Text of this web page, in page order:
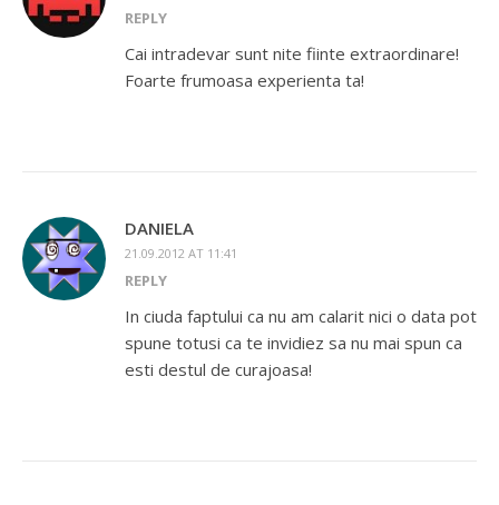
REPLY
Cai intradevar sunt nite fiinte extraordinare!
Foarte frumoasa experienta ta!
DANIELA
21.09.2012 AT 11:41
REPLY
In ciuda faptului ca nu am calarit nici o data pot
spune totusi ca te invidiez sa nu mai spun ca
esti destul de curajoasa!